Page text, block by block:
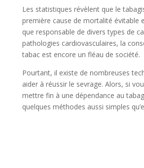
Les statistiques révèlent que le
première cause de mortalité évitable
que responsable de divers types de
pathologies cardiovasculaires, la
tabac est encore un fléau de société.
Pourtant, il existe de nombreuses
aider à réussir le sevrage. Alors, si
mettre fin à une dépendance au
quelques méthodes aussi simples